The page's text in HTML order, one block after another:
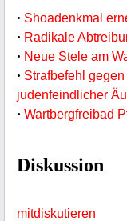
· Shoadenkmal
· Radikale
· Neue Stele am
· Strafbefehl
judenfeindlicher
· Wartbergfreibad
Diskussion
mitdiskutieren